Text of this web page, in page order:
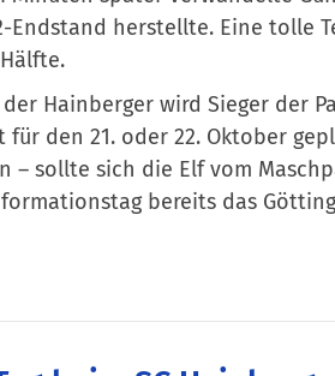
Endstand herstellte. Eine tolle
Hainberger wird Sieger der
für den 21. oder 22. Oktober
– sollte sich die Elf vom
bereits das